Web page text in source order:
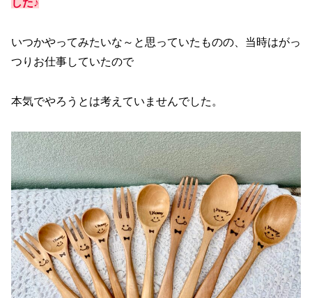
した♪
いつかやってみたいな～と思っていたものの、当時はがっ
つりお仕事していたので
本気でやろうとは考えていませんでした。